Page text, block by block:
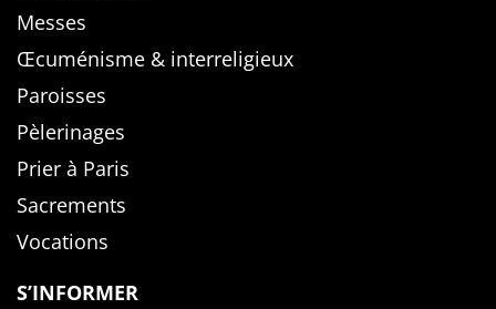
Messes
Œcuménisme & interreligieux
Paroisses
Pèlerinages
Prier à Paris
Sacrements
Vocations
S’INFORMER